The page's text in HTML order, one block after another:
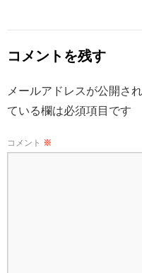
コメントを残す
メールアドレスが公開さ
ている欄は必須項目です
コメント ※